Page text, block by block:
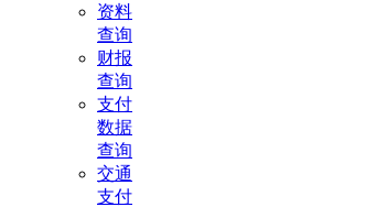
资料
查询
财报
查询
支付
数据
查询
交通
支付